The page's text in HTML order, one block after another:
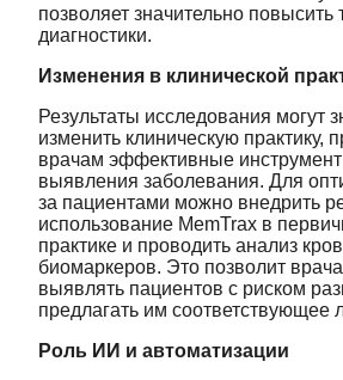
позволяет значительно повысить
диагностики.
Изменения в клинической
Результаты исследования могут
изменить клиническую практику,
врачам эффективные
выявления заболевания. Для
за пациентами можно внедрить
использование MemTrax в
практике и проводить анализ
биомаркеров. Это позволит
выявлять пациентов с риском
предлагать им соответствующее
Роль ИИ и автоматизации